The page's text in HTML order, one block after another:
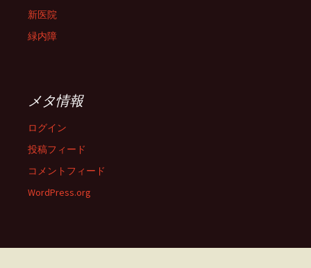
新医院
緑内障
メタ情報
ログイン
投稿フィード
コメントフィード
WordPress.org